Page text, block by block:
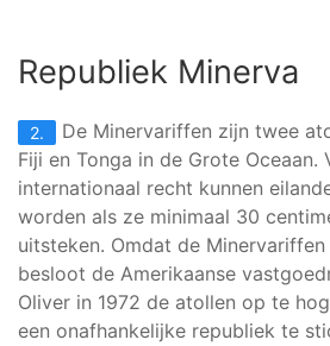
Republiek Minerva
2.
De Minervariffen zijn twee
Fiji en Tonga in de Grote Oceaan.
internationaal recht kunnen
worden als ze minimaal 30
uitsteken. Omdat de
besloot de Amerikaanse
Oliver in 1972 de atollen op te
een onafhankelijke republiek te